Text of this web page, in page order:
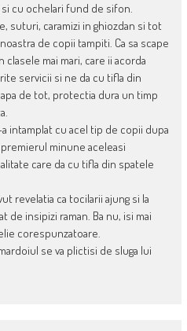
cu ochelari fund de sifon.
suturi, caramizi in ghiozdan si tot
de copii tampiti. Ca sa scape
mai mari, care ii acorda
servicii si ne da cu tifla din
de tot, protectia dura un timp
intamplat cu acel tip de copii dupa
minune aceleasi
care da cu tifla din spatele
revelatia ca tocilarii ajung si la
de insipizi raman. Ba nu, isi mai
corespunzatoare.
se va plictisi de sluga lui